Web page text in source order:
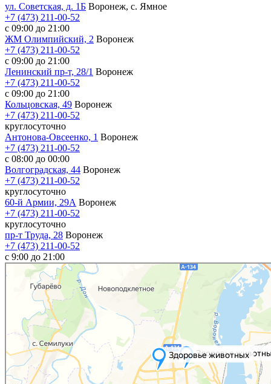
ул. Советская, д. 1Б Воронеж, с. Ямное
+7 (473) 211-00-52
с 09:00 до 21:00
ЖМ Олимпийский, 2 Воронеж
+7 (473) 211-00-52
с 09:00 до 21:00
Ленинский пр-т, 28/1 Воронеж
+7 (473) 211-00-52
с 09:00 до 21:00
Кольцовская, 49 Воронеж
+7 (473) 211-00-52
круглосуточно
Антонова-Овсеенко, 1 Воронеж
+7 (473) 211-00-52
с 08:00 до 00:00
Волгоградская, 44 Воронеж
+7 (473) 211-00-52
круглосуточно
60-й Армии, 29А Воронеж
+7 (473) 211-00-52
круглосуточно
пр-т Труда, 28 Воронеж
+7 (473) 211-00-52
c 9:00 до 21:00